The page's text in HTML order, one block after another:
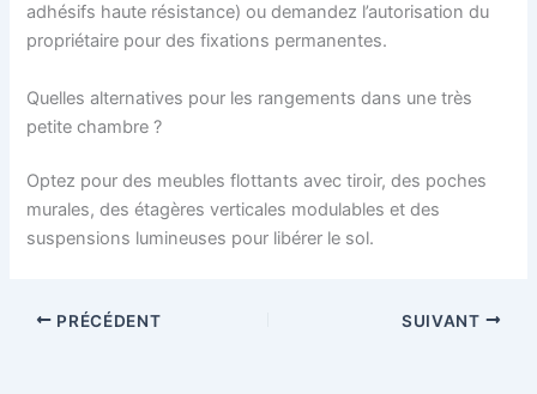
adhésifs haute résistance) ou demandez l’autorisation du
propriétaire pour des fixations permanentes.
Quelles alternatives pour les rangements dans une très
petite chambre ?
Optez pour des meubles flottants avec tiroir, des poches
murales, des étagères verticales modulables et des
suspensions lumineuses pour libérer le sol.
PRÉCÉDENT SUIVANT